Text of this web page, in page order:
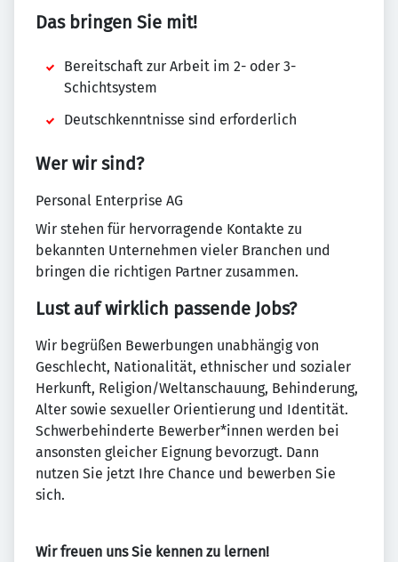
Das bringen Sie mit!
Bereitschaft zur Arbeit im 2- oder 3-
Schichtsystem
Deutschkenntnisse sind erforderlich
Wer wir sind?
Personal Enterprise AG
Wir stehen für hervorragende Kontakte zu
bekannten Unternehmen vieler Branchen und
bringen die richtigen Partner zusammen.
Lust auf wirklich passende Jobs?
Wir begrüßen Bewerbungen unabhängig von
Geschlecht, Nationalität, ethnischer und sozialer
Herkunft, Religion/Weltanschauung, Behinderung,
Alter sowie sexueller Orientierung und Identität.
Schwerbehinderte Bewerber*innen werden bei
ansonsten gleicher Eignung bevorzugt. Dann
nutzen Sie jetzt Ihre Chance und bewerben Sie
sich.
Wir freuen uns Sie kennen zu lernen!